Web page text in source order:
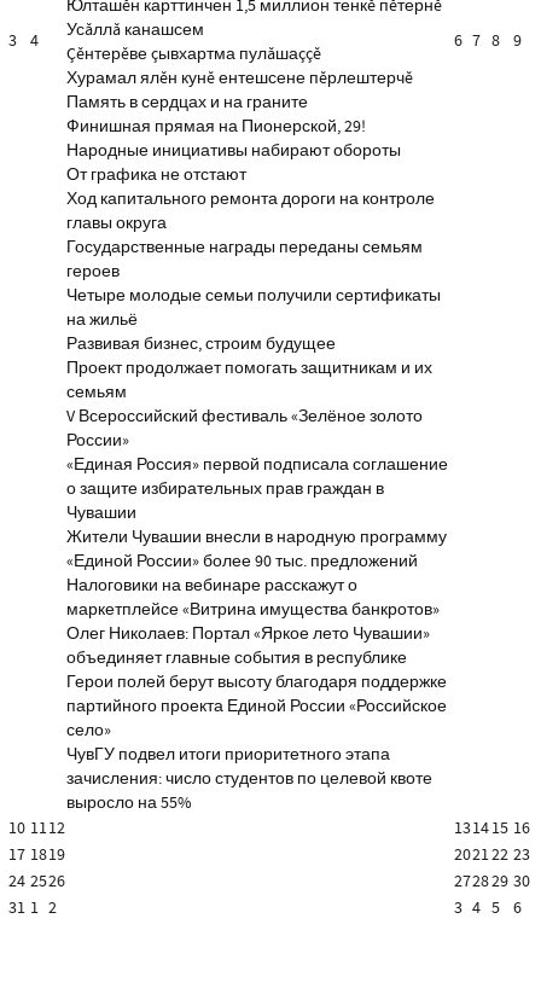
3 4
Юлташĕн карттинчен 1,5 миллион тенкĕ пĕтернĕ
Усăллă канашсем
Çĕнтерĕве çывхартма пулăшаççĕ
Хурамал ялĕн кунĕ ентешсене пĕрлештерчĕ
Память в сердцах и на граните
Финишная прямая на Пионерской, 29!
Народные инициативы набирают обороты
От графика не отстают
Ход капитального ремонта дороги на контроле
главы округа
Государственные награды переданы семьям
героев
Четыре молодые семьи получили сертификаты
на жильё
Развивая бизнес, строим будущее
Проект продолжает помогать защитникам и их
семьям
V Всероссийский фестиваль «Зелёное золото
России»
«Единая Россия» первой подписала соглашение
о защите избирательных прав граждан в
Чувашии
Жители Чувашии внесли в народную программу
«Единой России» более 90 тыс. предложений
Налоговики на вебинаре расскажут о
маркетплейсе «Витрина имущества банкротов»
Олег Николаев: Портал «Яркое лето Чувашии»
объединяет главные события в республике
Герои полей берут высоту благодаря поддержке
партийного проекта Единой России «Российское
село»
ЧувГУ подвел итоги приоритетного этапа
зачисления: число студентов по целевой квоте
выросло на 55%
6 7 8 9
10 1112 131415 16
17 1819 202122 23
24 2526 272829 30
31 1 2 3 4 5 6